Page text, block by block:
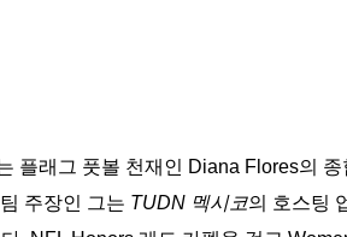
플래그 풋볼 천재인 Diana Flores의
주장인 그는 TUDN 멕시코의 호스팅